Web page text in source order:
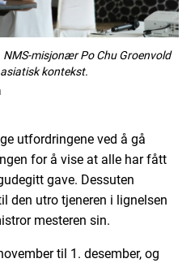
NMS-misjonær Po Chu Groenvold
kontekst.
utfordringene ved å gå
for å vise at alle har fått
gave. Dessuten
den utro tjeneren i lignelsen
mesteren sin.
til 1. desember, og